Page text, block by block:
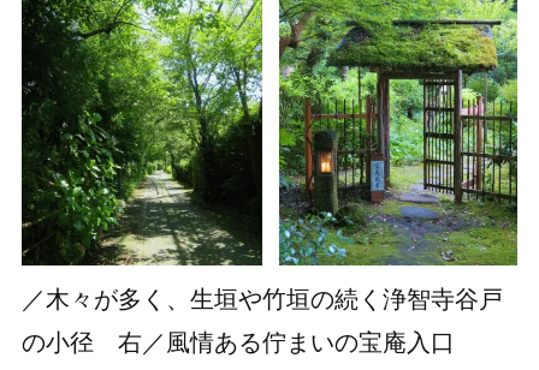
／木々が多く、生垣や竹垣の続く浄智寺谷戸
の小径 右／風情ある佇まいの宝庵入口